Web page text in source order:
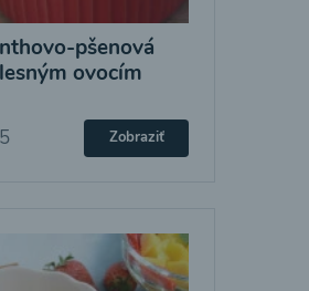
pšenová
ovocím
Zobraziť